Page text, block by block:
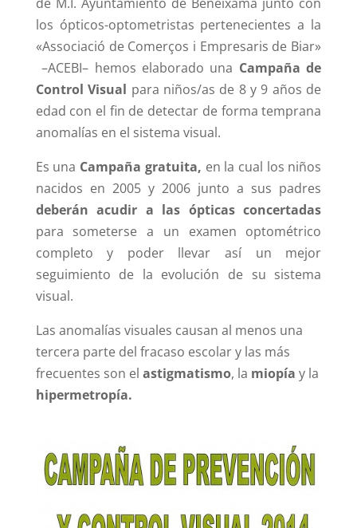
los ópticos-optometristas pertenecientes a la
«Associació de Comerços i Empresaris de Biar»
–ACEBI– hemos elaborado una Campaña de
Control Visual para niños/as de 8 y 9 años de
edad con el fin de detectar de forma temprana
anomalías en el sistema visual.
Es una Campaña gratuita, en la cual los niños
nacidos en 2005 y 2006 junto a sus padres
deberán acudir a las ópticas concertadas
para someterse a un examen optométrico
completo y poder llevar así un mejor
seguimiento de la evolución de su sistema
visual.
Las anomalías visuales causan al menos una
tercera parte del fracaso escolar y las más
frecuentes son el astigmatismo, la miopía y la
hipermetropía.